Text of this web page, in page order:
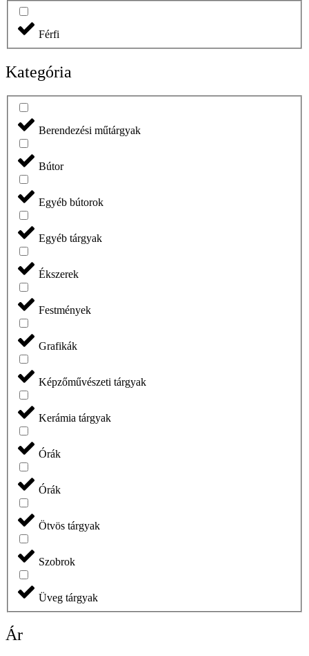
Férfi
Kategória
Berendezési műtárgyak
Bútor
Egyéb bútorok
Egyéb tárgyak
Ékszerek
Festmények
Grafikák
Képzőművészeti tárgyak
Kerámia tárgyak
Órák
Órák
Ötvös tárgyak
Szobrok
Üveg tárgyak
Ár